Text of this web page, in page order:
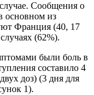
Сообщения о
основном из
Франция (40, 17
(62%).
были боль в
составило 4
доз) (3 дня для
1).